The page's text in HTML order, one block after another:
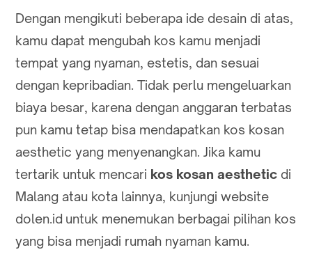
Dengan mengikuti beberapa ide desain di atas,
kamu dapat mengubah kos kamu menjadi
tempat yang nyaman, estetis, dan sesuai
dengan kepribadian. Tidak perlu mengeluarkan
biaya besar, karena dengan anggaran terbatas
pun kamu tetap bisa mendapatkan kos kosan
aesthetic yang menyenangkan. Jika kamu
tertarik untuk mencari kos kosan aesthetic di
Malang atau kota lainnya, kunjungi website
dolen.id untuk menemukan berbagai pilihan kos
yang bisa menjadi rumah nyaman kamu.